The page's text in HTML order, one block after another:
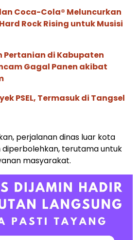
Coca-Cola® Meluncurkan
Rock Rising untuk Musisi
Pertanian di Kabupaten
Gagal Panen akibat
PSEL, Termasuk di Tangsel
perjalanan dinas luar kota
terutama untuk
masyarakat.